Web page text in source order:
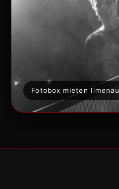
Fotobox mieten Ilmenau